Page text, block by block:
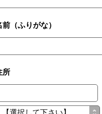
前（ふりがな）
所